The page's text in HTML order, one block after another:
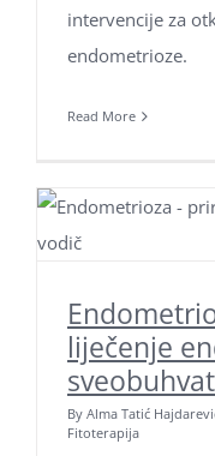
intervencije za
endometrioze.
Read More
liječenje
By Alma Tatić
Fitoterapija